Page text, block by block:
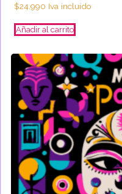
$24.990 Iva incluido
Añadir al carrito